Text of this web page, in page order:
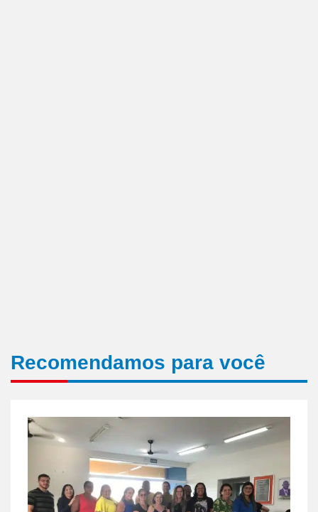
Recomendamos para você